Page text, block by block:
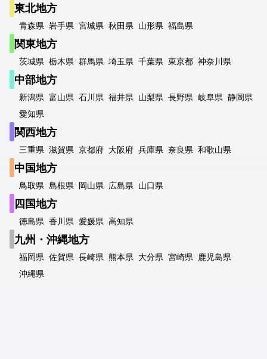
東北地方
青森県 岩手県 宮城県 秋田県 山形県 福島県
関東地方
茨城県 栃木県 群馬県 埼玉県 千葉県 東京都 神奈川県
中部地方
新潟県 富山県 石川県 福井県 山梨県 長野県 岐阜県 静岡県
愛知県
関西地方
三重県 滋賀県 京都府 大阪府 兵庫県 奈良県 和歌山県
中国地方
鳥取県 島根県 岡山県 広島県 山口県
四国地方
徳島県 香川県 愛媛県 高知県
九州・沖縄地方
福岡県 佐賀県 長崎県 熊本県 大分県 宮崎県 鹿児島県
沖縄県